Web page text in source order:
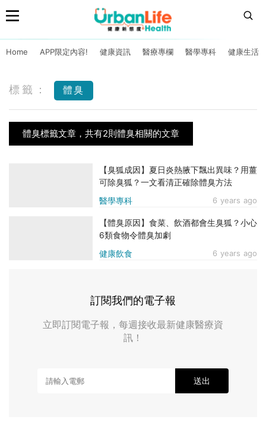
Home APP限定內容! 健康資訊 醫療專欄 醫學專科 健康生活
標籤： 體臭
體臭標籤文章，共有2則體臭相關的文章
醫學專科 6 years ago
【臭狐成因】夏日炎熱腋下飄出異味？用薑
可除臭狐？一文看清正確除體臭方法
健康飲食 6 years ago
【體臭原因】食菜、飲酒都會生臭狐？小心
6類食物令體臭加劇
訂閱我們的電子報
立即訂閱電子報，每週接收最新健康醫療資
訊！
送出